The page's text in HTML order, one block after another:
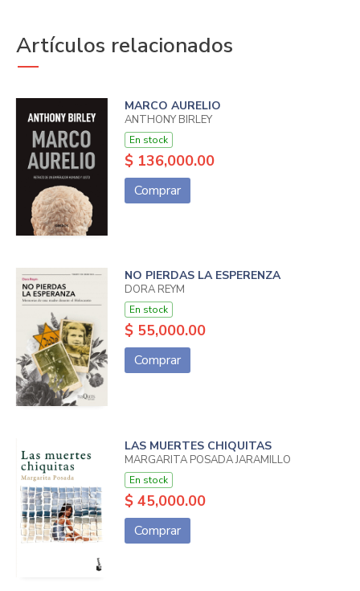
Artículos relacionados
MARCO AURELIO
ANTHONY BIRLEY
En stock
$ 136,000.00
Comprar
NO PIERDAS LA ESPERENZA
DORA REYM
En stock
$ 55,000.00
Comprar
LAS MUERTES CHIQUITAS
MARGARITA POSADA JARAMILLO
En stock
$ 45,000.00
Comprar